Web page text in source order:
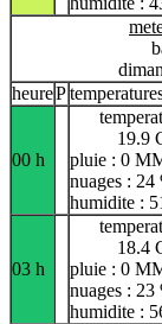
heureP
00 h
19.9
pluie : 0
nuages : 24
humidite :
03 h
18.4
pluie : 0
nuages : 23
humidite :